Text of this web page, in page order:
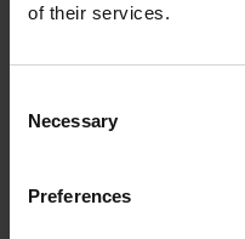
of their services.
Selection
Necessary
Preferences